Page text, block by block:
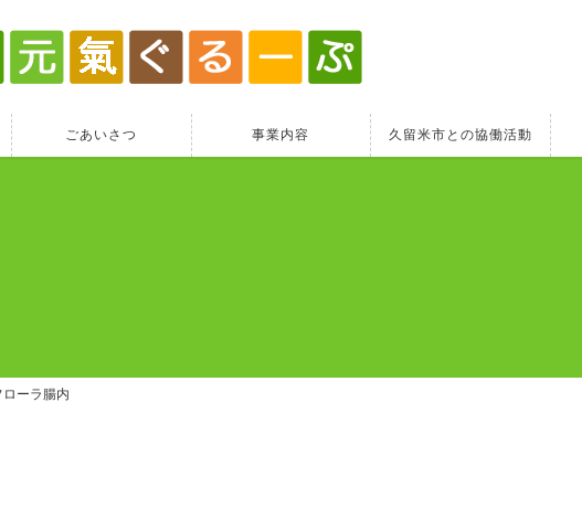
ごあいさつ 事業内容 久留米市との協働活動
ローラ腸内